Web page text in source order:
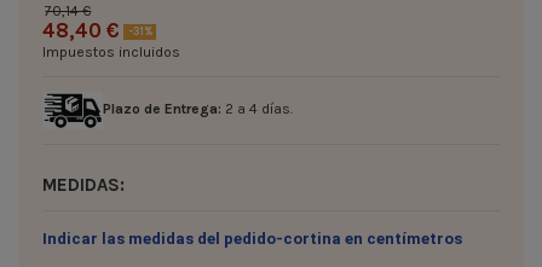
70,14 €
48,40 € -31%
Impuestos incluidos
Plazo de Entrega: 2 a 4 días.
MEDIDAS:
Indicar las medidas del pedido-cortina en centímetros